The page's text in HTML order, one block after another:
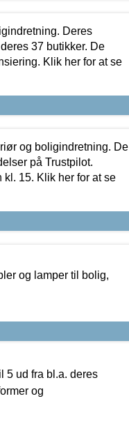
Deres
37 butikker. De
Klik her for at se
og boligindretning. De
på Trustpilot.
15. Klik her for at se
og lamper til bolig,
5 ud fra bl.a. deres
og